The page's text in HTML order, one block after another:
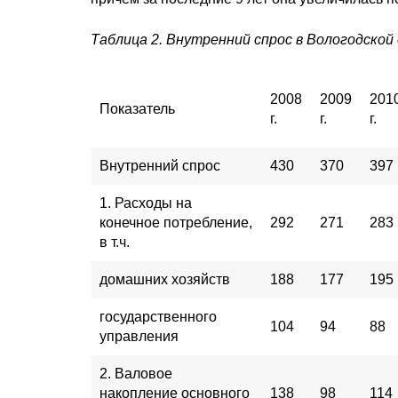
Таблица 2. Внутренний спрос в
Показатель
2008
г.
2009
г.
г.
Внутренний спрос 430 370 397
1. Расходы на
конечное потребление,
в т.ч.
292 271 283
домашних хозяйств 188 177 195
государственного
управления
104 94 88
2. Валовое
накопление основного
138 98 114